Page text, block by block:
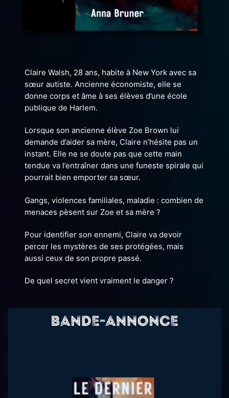
Claire Walsh, 28 ans, habite à New York avec sa
sœur autiste. Ancienne économiste, elle se
donne corps et âme à ses élèves d’une école
publique de Harlem.
Lorsque son ancienne élève Zoe Brown lui
demande d’aider sa mère, Claire n’hésite pas un
instant. Elle ne se doute pas que cette main
tendue va l’entraîner dans une funeste spirale qui
pourrait bien emporter sa sœur.
Gangs, violences familiales, maladie : combien de
menaces pèsent sur Zoe et sa mère ?
Pour identifier son ennemi, Claire va devoir
percer les mystères de ses protégées, mais
aussi ceux de son propre passé.
De quel secret vient vraiment le danger ?